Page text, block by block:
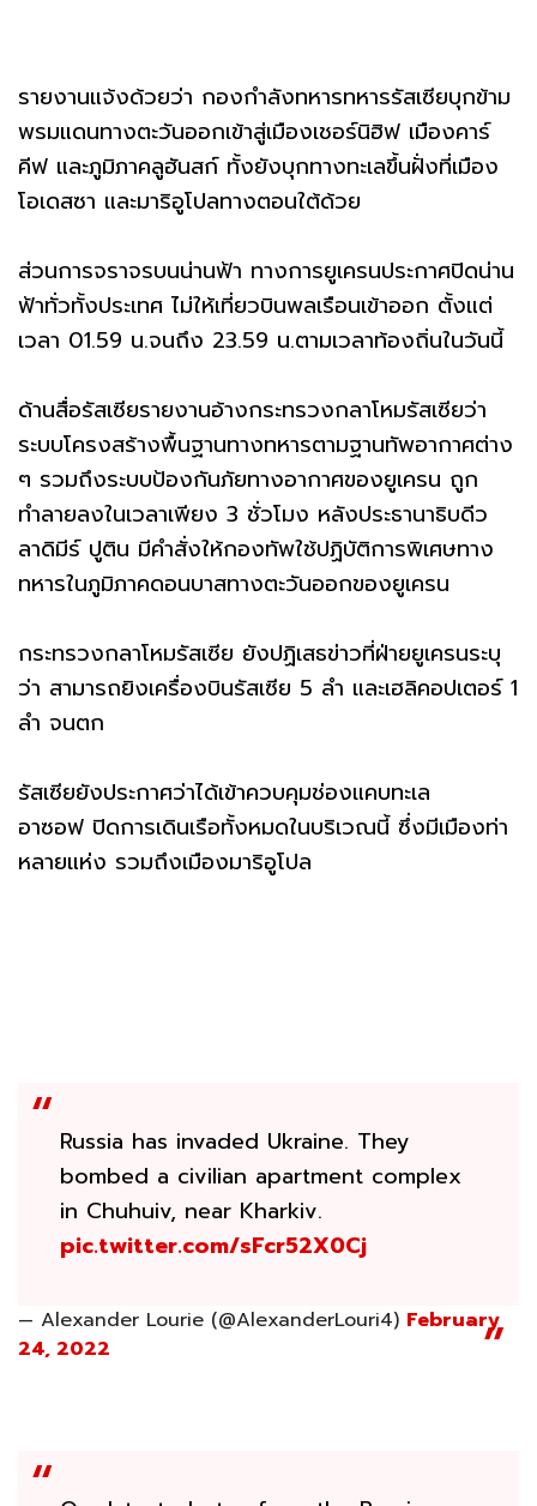
รายงานแจ้งด้วยว่า กองกำลังทหารทหารรัสเซียบุกข้าม
พรมแดนทางตะวันออกเข้าสู่เมืองเชอร์นิฮิฟ เมืองคาร์
คีฟ และภูมิภาคลูฮันสก์ ทั้งยังบุกทางทะเลขึ้นฝั่งที่เมือง
โอเดสซา และมาริอูโปลทางตอนใต้ด้วย
ส่วนการจราจรบนน่านฟ้า ทางการยูเครนประกาศปิดน่าน
ฟ้าทั่วทั้งประเทศ ไม่ให้เที่ยวบินพลเรือนเข้าออก ตั้งแต่
เวลา 01.59 น.จนถึง 23.59 น.ตามเวลาท้องถิ่นในวันนี้
ด้านสื่อรัสเซียรายงานอ้างกระทรวงกลาโหมรัสเซียว่า
ระบบโครงสร้างพื้นฐานทางทหารตามฐานทัพอากาศต่าง
ๆ รวมถึงระบบป้องกันภัยทางอากาศของยูเครน ถูก
ทำลายลงในเวลาเพียง 3 ชั่วโมง หลังประธานาธิบดีว
ลาดิมีร์ ปูติน มีคำสั่งให้กองทัพใช้ปฏิบัติการพิเศษทาง
ทหารในภูมิภาคดอนบาสทางตะวันออกของยูเครน
กระทรวงกลาโหมรัสเซีย ยังปฏิเสธข่าวที่ฝ่ายยูเครนระบุ
ว่า สามารถยิงเครื่องบินรัสเซีย 5 ลำ และเฮลิคอปเตอร์ 1
ลำ จนตก
รัสเซียยังประกาศว่าได้เข้าควบคุมช่องแคบทะเล
อาซอฟ ปิดการเดินเรือทั้งหมดในบริเวณนี้ ซึ่งมีเมืองท่า
หลายแห่ง รวมถึงเมืองมาริอูโปล
Russia has invaded Ukraine. They
bombed a civilian apartment complex
in Chuhuiv, near Kharkiv.
pic.twitter.com/sFcr52X0Cj
— Alexander Lourie (@AlexanderLouri4) February
24, 2022